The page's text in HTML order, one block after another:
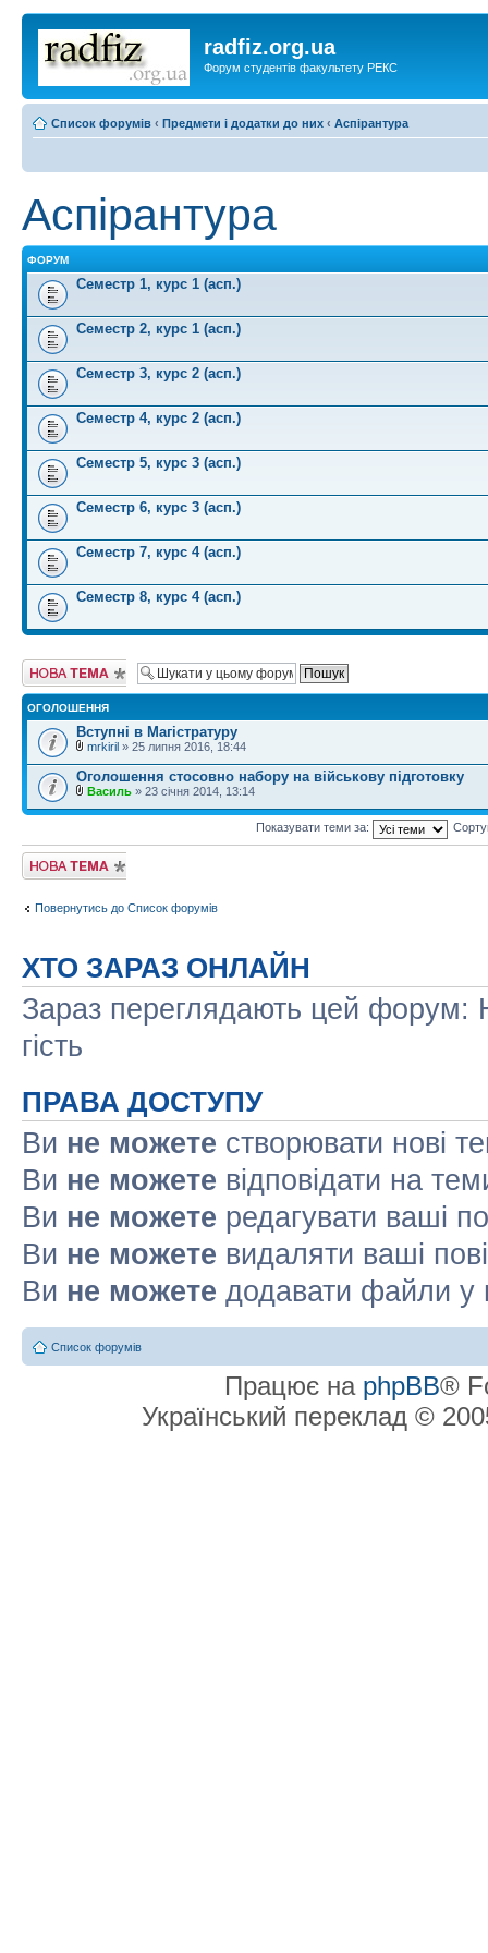
radfiz.org.ua
Форум студентів факультету РЕКС
Список форумів ‹ Предмети і додатки до них ‹ Аспірантура
Аспірантура
ФОРУМ
Семестр 1, курс 1 (асп.)
Семестр 2, курс 1 (асп.)
Семестр 3, курс 2 (асп.)
Семестр 4, курс 2 (асп.)
Семестр 5, курс 3 (асп.)
Семестр 6, курс 3 (асп.)
Семестр 7, курс 4 (асп.)
Семестр 8, курс 4 (асп.)
Створити нову
тему
ОГОЛОШЕННЯ
Вступні в Магістратуру
mrkiril » 25 липня 2016, 18:44
Оголошення стосовно набору на військову підготовку
Василь » 23 січня 2014, 13:14
Показувати теми за:
Створити нову
тему
Повернутись до Список форумів
ХТО ЗАРАЗ ОНЛАЙН
Зараз переглядають цей форум:
гість
ПРАВА ДОСТУПУ
Ви не можете створювати нові
Ви не можете відповідати на
Ви не можете редагувати ваші
Ви не можете видаляти ваші
Ви не можете додавати файли у
Список форумів
Працює на phpBB®
Український переклад ©